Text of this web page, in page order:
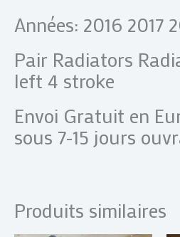
Années: 2016 2017
Pair Radiators
left 4 stroke
Envoi Gratuit en
sous 7-15 jours
Produits similaires